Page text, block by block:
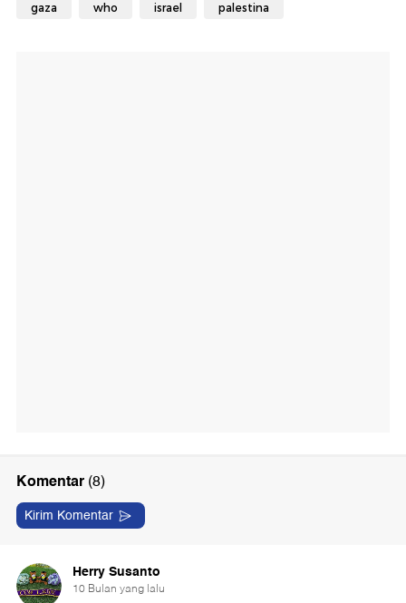
gaza who israel palestina